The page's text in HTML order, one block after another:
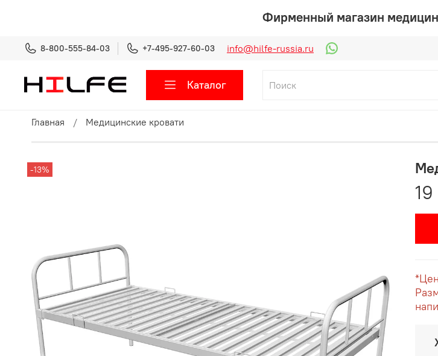
Фирменный магазин
info@hilfe-russia.ru
8-800-555-84-03 +7-495-927-60-03
Каталог
Главная Медицинские кровати
-13%